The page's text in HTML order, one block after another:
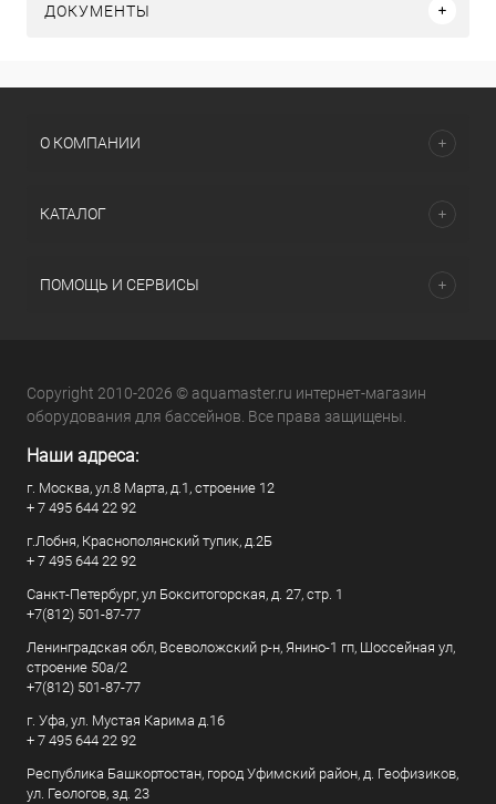
ДОКУМЕНТЫ
О КОМПАНИИ
КАТАЛОГ
ПОМОЩЬ И СЕРВИСЫ
Copyright 2010-2026 © aquamaster.ru интернет-магазин
оборудования для бассейнов. Все права защищены.
Наши адреса:
г. Москва, ул.8 Марта, д.1, строение 12
+ 7 495 644 22 92
г.Лобня, Краснополянский тупик, д.2Б
+ 7 495 644 22 92
Санкт-Петербург, ул Бокситогорская, д. 27, стр. 1
+7(812) 501-87-77
Ленинградская обл, Всеволожский р-н, Янино-1 гп, Шоссейная ул,
строение 50а/2
+7(812) 501-87-77
г. Уфа, ул. Мустая Карима д.16
+ 7 495 644 22 92
Республика Башкортостан, город Уфимский район, д. Геофизиков,
ул. Геологов, зд. 23